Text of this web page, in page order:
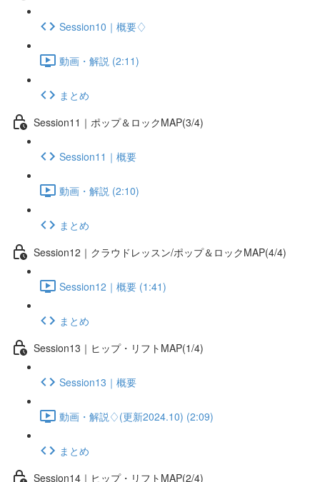
Session10｜概要♢
動画・解説 (2:11)
まとめ
Session11｜ポップ＆ロックMAP(3/4)
Session11｜概要
動画・解説 (2:10)
まとめ
Session12｜クラウドレッスン/ポップ＆ロックMAP(4/4)
Session12｜概要 (1:41)
まとめ
Session13｜ヒップ・リフトMAP(1/4)
Session13｜概要
動画・解説♢(更新2024.10) (2:09)
まとめ
Session14｜ヒップ・リフトMAP(2/4)